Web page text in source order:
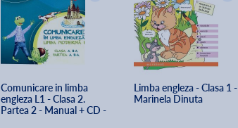
Comunicare in limba
engleza L1 - Clasa 2.
Partea 2 - Manual + CD -
Limba engleza - Clasa 1 -
Marinela Dinuta